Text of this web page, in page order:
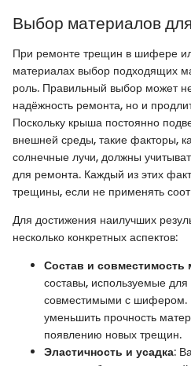
Выбор материалов
При ремонте трещин в шифере
материалах выбор подходящих
роль. Правильный выбор может
надёжность ремонта, но и
Поскольку крыша постоянно
внешней среды, такие факторы,
солнечные лучи, должны
для ремонта. Каждый из этих
трещины, если не применять
Для достижения наилучших
несколько конкретных аспектов:
Состав и совместимость
составы, используемые
совместимыми с шифером.
уменьшить прочность
появлению новых трещин.
Эластичность и усадка: